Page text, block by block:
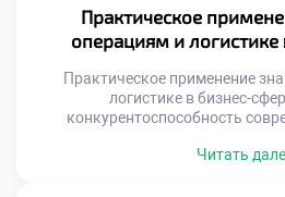
Гуманитарный аспект работы
звучание. Выпускники
постоянным переменам.
меняет требования к
Практическое
операциям и логистике
Практическое применение
логистике в бизнес-
конкурентоспособность
реальную реализацию наЧитать